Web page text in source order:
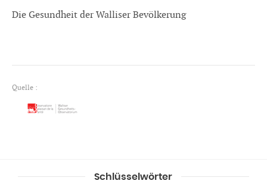
Die Gesundheit der Walliser Bevölkerung
Quelle :
Schlüsselwörter